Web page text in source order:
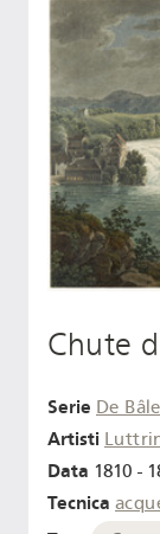
Chute
Serie De
Artisti
Data 1810 -
Tecnica